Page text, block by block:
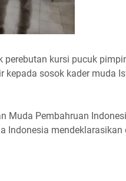
perebutan kursi pucuk
kepada sosok kader muda
Muda Pembahruan
Indonesia mendeklarasikan